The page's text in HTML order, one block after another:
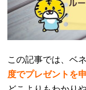
この記事では、ベ
度でプレゼントを